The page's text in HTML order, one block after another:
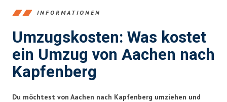
INFORMATIONEN
Umzugskosten: Was kostet
ein Umzug von Aachen nach
Kapfenberg
Du möchtest von Aachen nach Kapfenberg umziehen und